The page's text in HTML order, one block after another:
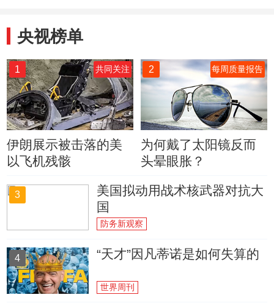
央视榜单
1 共同关注
伊朗展示被击落的美
以飞机残骸
2 每周质量报告
为何戴了太阳镜反而
头晕眼胀？
3
美国拟动用战术核武器对抗大
国
防务新观察
4 “天才”因凡蒂诺是如何失算的
世界周刊